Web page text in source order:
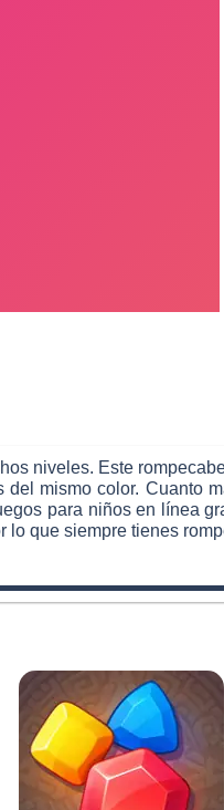
niveles. Este
mismo color. Cuanto
para niños en línea
que siempre tienes